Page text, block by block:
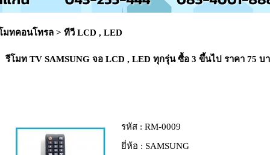
มทคอนโทรล > ทีวี LCD , LED
รีโมท TV SAMSUNG จอ LCD , LED ทุกรุ่น ซื้อ 3 ขึ้นไป ราคา 75
รหัส : RM-0009
ยี่ห้อ : SAMSUNG